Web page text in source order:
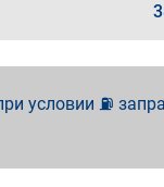
условии ⛽